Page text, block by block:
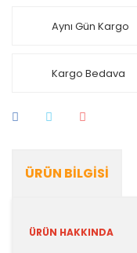
Aynı Gün Kargo
Kargo Bedava
ÜRÜN BILGISI
ÜRÜN HAKKINDA